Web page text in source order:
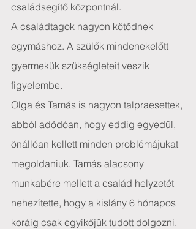
családsegítő központnál.
A családtagok nagyon kötődnek
egymáshoz. A szülők mindenekelőtt
gyermekük szükségleteit veszik
figyelembe.
Olga és Tamás is nagyon talpraesettek,
abból adódóan, hogy eddig egyedül,
önállóan kellett minden problémájukat
megoldaniuk. Tamás alacsony
munkabére mellett a család helyzetét
nehezítette, hogy a kislány 6 hónapos
koráig csak egyikőjük tudott dolgozni.